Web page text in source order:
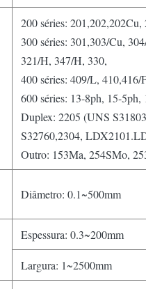
200 séries: 201,202,202Cu,
300 séries: 301,303/Cu,
321/H, 347/H, 330,
400 séries: 409/L,
600 séries: 13-8ph, 15-
Duplex: 2205 (UNS
S32760,2304,
Outro: 153Ma, 254SMo,
Diâmetro: 0.1~500mm
Espessura: 0.3~200mm
Largura: 1~2500mm